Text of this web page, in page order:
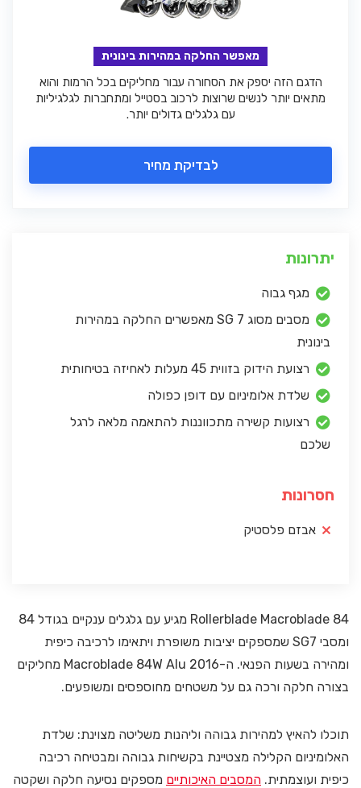
מאפשר החלקה במהירות בינונית
הדגם הזה יספק את הסחורה עבור מחליקים בכל הרמות והוא
מתאים יותר לנשים שרוצות לרכוב בסטייל ומתחברות לגלגיליות
עם גלגלים גדולים יותר.
לבדיקת מחיר
יתרונות
מגף גבוה
מסבים מסוג SG 7 מאפשרים החלקה במהירות
בינונית
רצועת הידוק בזווית 45 מעלות לאחיזה בטיחותית
שלדת אלומיניום עם דופן כפולה
רצועות קשירה מתכווננות להתאמה מלאה לרגל
שלכם
חסרונות
אבזם פלסטיק
Rollerblade Macroblade 84 מגיע עם גלגלים ענקיים בגודל 84
ומסבי SG7 שמספקים יציבות משופרת ויתאימו לרכיבה כיפית
ומהירה בשעות הפנאי. ה-Macroblade 84W Alu 2016 מחליקים
בצורה חלקה ורכה גם על משטחים מחוספסים ומשופעים.
תוכלו להאיץ למהירות גבוהה וליהנות משליטה מצוינת: שלדת
האלומיניום הקלילה מצטיינת בקשיחות גבוהה ומבטיחה רכיבה
כיפית ועוצמתית. המסבים האיכותיים מספקים נסיעה חלקה ושקטה